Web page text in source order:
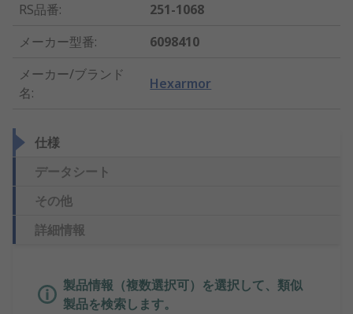
RS品番:
251-1068
メーカー型番:
6098410
メーカー/ブランド
名:
Hexarmor
仕様
データシート
その他
詳細情報
製品情報（複数選択可）を選択して、類似
製品を検索します。